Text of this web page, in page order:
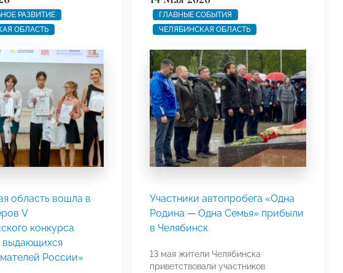
РАЗВИТИЕ
ОБЛАСТЬ
область вошла в
V
конкурса
выдающихся
России»
ГЛАВНЫЕ СОБЫТИЯ
ЧЕЛЯБИНСКАЯ ОБЛАСТЬ
Участники автопробега «Одна
Родина — Одна Семья» прибыли
в Челябинск
13 мая жители Челябинска
приветствовали участников